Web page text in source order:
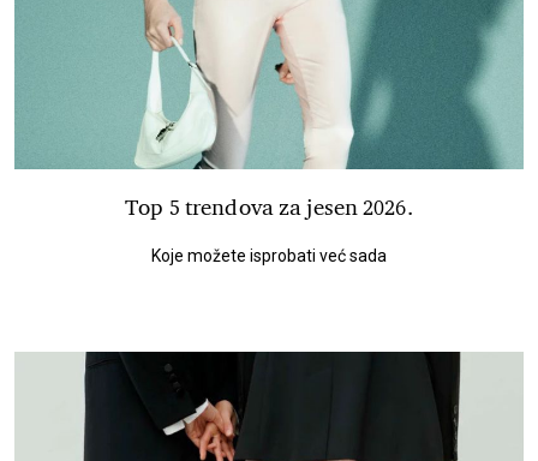
Top 5 trendova za jesen 2026.
Koje možete isprobati već sada